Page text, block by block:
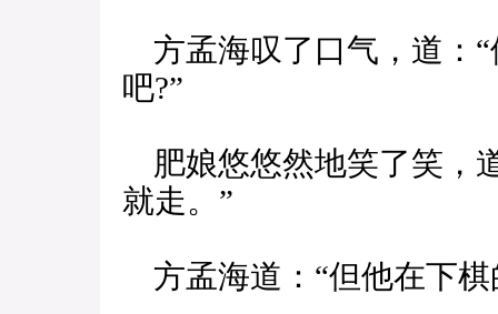
方孟海叹了口气，道：
吧?”
肥娘悠悠然地笑了笑，
就走。”
方孟海道：“但他在下棋